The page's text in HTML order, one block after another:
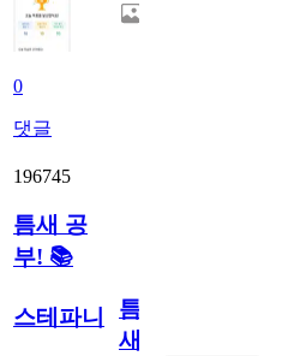
0
댓글
196745
틈새 공
부! 📚
스테파니
틈
새